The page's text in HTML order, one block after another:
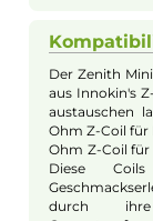
Design
Mods
Der EZ
gefederten
zu einem